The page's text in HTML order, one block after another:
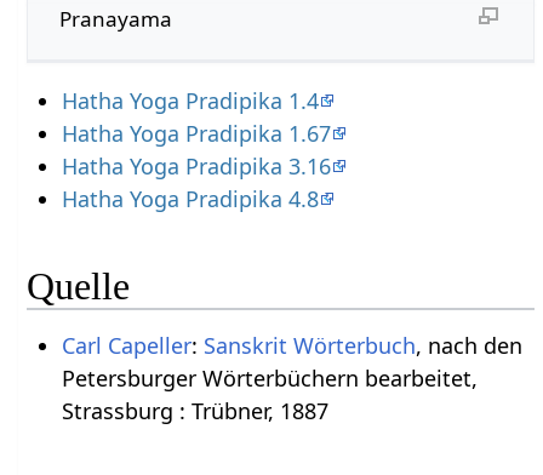
Pranayama
Hatha Yoga Pradipika 1.4
Hatha Yoga Pradipika 1.67
Hatha Yoga Pradipika 3.16
Hatha Yoga Pradipika 4.8
Quelle
Carl Capeller: Sanskrit Wörterbuch, nach den
Petersburger Wörterbüchern bearbeitet,
Strassburg : Trübner, 1887